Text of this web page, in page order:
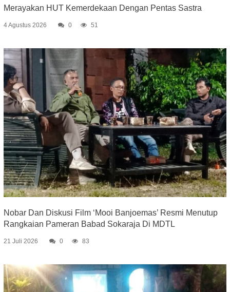
Merayakan HUT Kemerdekaan Dengan Pentas Sastra
4 Agustus 2026 0 51
Nobar Dan Diskusi Film ‘Mooi Banjoemas’ Resmi Menutup
Rangkaian Pameran Babad Sokaraja Di MDTL
21 Juli 2026 0 83